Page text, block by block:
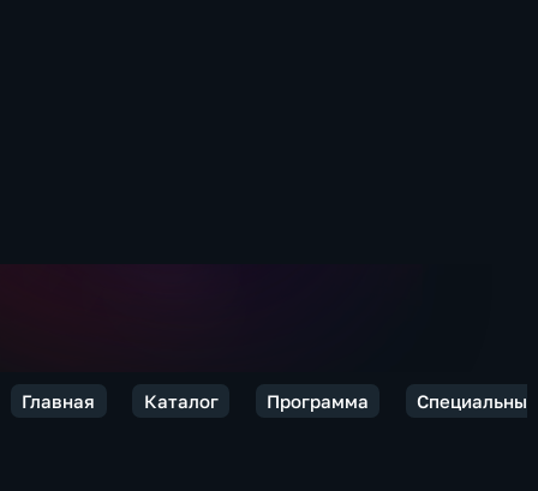
Главная Каталог Программа